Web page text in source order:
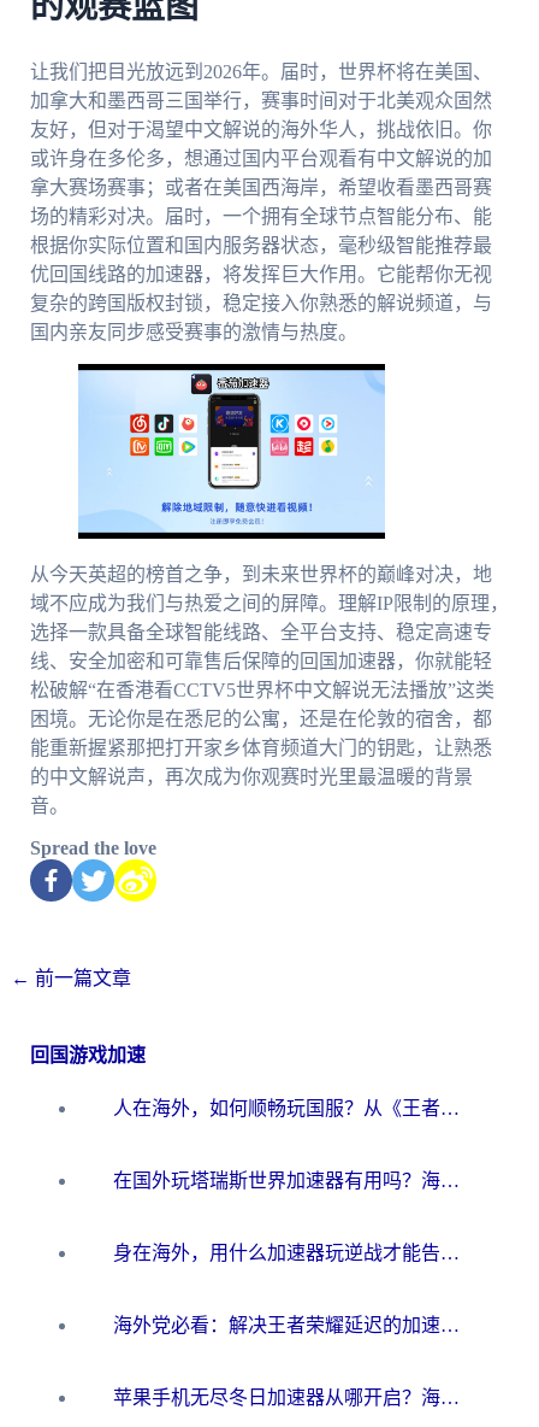
的观赛蓝图
让我们把目光放远到2026年。届时，世界杯将在美国、
加拿大和墨西哥三国举行，赛事时间对于北美观众固然
友好，但对于渴望中文解说的海外华人，挑战依旧。你
或许身在多伦多，想通过国内平台观看有中文解说的加
拿大赛场赛事；或者在美国西海岸，希望收看墨西哥赛
场的精彩对决。届时，一个拥有全球节点智能分布、能
根据你实际位置和国内服务器状态，毫秒级智能推荐最
优回国线路的加速器，将发挥巨大作用。它能帮你无视
复杂的跨国版权封锁，稳定接入你熟悉的解说频道，与
国内亲友同步感受赛事的激情与热度。
从今天英超的榜首之争，到未来世界杯的巅峰对决，地
域不应成为我们与热爱之间的屏障。理解IP限制的原理，
选择一款具备全球智能线路、全平台支持、稳定高速专
线、安全加密和可靠售后保障的回国加速器，你就能轻
松破解“在香港看CCTV5世界杯中文解说无法播放”这类
困境。无论你是在悉尼的公寓，还是在伦敦的宿舍，都
能重新握紧那把打开家乡体育频道大门的钥匙，让熟悉
的中文解说声，再次成为你观赛时光里最温暖的背景
音。
Spread the love
← 前一篇文章
回国游戏加速
人在海外，如何顺畅玩国服？从《王者荣耀》到《云图计划》的加速器终极指南
在国外玩塔瑞斯世界加速器有用吗？海外玩家亲测后的真实答案
身在海外，用什么加速器玩逆战才能告别延迟？
海外党必看：解决王者荣耀延迟的加速器终极指南——从EVE到猫和老鼠，一个工具全搞定
苹果手机无尽冬日加速器从哪开启？海外玩家的冬日生存指南